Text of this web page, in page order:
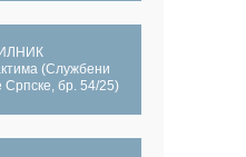
(Службени
Српске, бр. 54/25)